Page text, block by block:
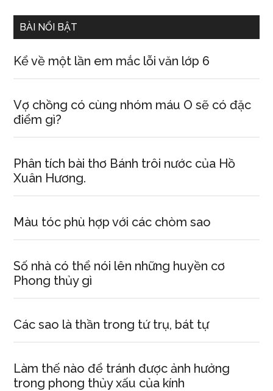
BÀI NỔI BẬT
Kể về một lần em mắc lỗi văn lớp 6
Vợ chồng có cùng nhóm máu O sẽ có đặc
điểm gì?
Phân tích bài thơ Bánh trôi nước của Hồ
Xuân Hương.
Màu tóc phù hợp với các chòm sao
Số nhà có thể nói lên những huyền cơ
Phong thủy gì
Các sao là thần trong tứ trụ, bát tự
Làm thế nào để tránh được ảnh hưởng
trong phong thủy xấu của kính